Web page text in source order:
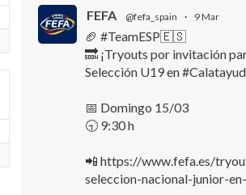
FEFA @fefa_spain · 9 Mar
🏈 #TeamESP🇪🇸
🔜 ¡Tryouts por invitación
Selección U19 en
📅 Domingo 15/03
🕤 9:30 h
📲 https://www.fefa.es/
seleccion-nacional-junior-